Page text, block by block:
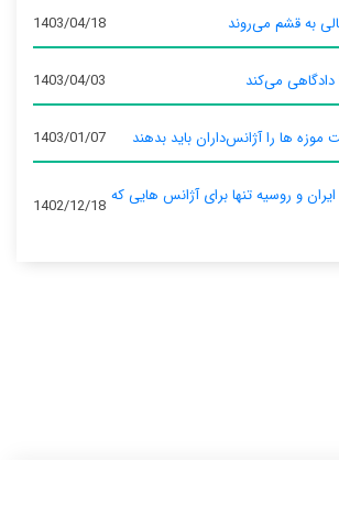
به قشم می‌روند 1403/04/18
1403/04/03
موزه ها را آژانس‌داران باید بدهند 1403/01/07
و روسیه تنها برای آژانس‌ هایی که 1402/12/18